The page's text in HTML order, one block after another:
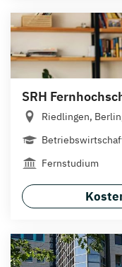
SRH
Riedlingen,
Fernstudium